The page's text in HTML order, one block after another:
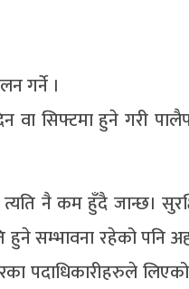
गर्ने ।
वा सिफ्टमा हुने गरी
त्यति नै कम हुँदै जान्छ।
हुने सम्भावना रहेको पनि
पदाधिकारीहरुले लिएको